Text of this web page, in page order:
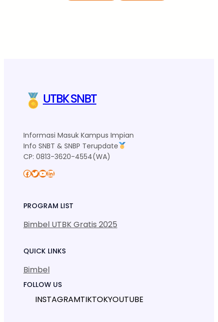
UTBK SNBT
Informasi Masuk Kampus Impian
Info SNBT & SNBP Terupdate
CP: 0813-3620-4554(WA)
Facebook Twitter YouTube LinkedIn
PROGRAM LIST
Bimbel UTBK Gratis 2025
QUICK LINKS
Bimbel
FOLLOW US
INSTAGRAMTIKTOKYOUTUBE